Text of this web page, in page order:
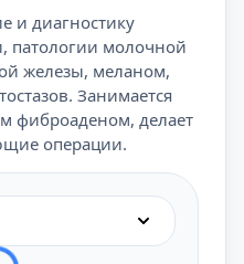
и диагностику
патологии молочной
железы, меланом,
Занимается
фиброаденом, делает
операции.